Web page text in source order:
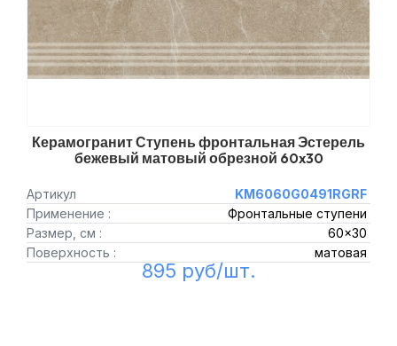
Керамогранит Ступень фронтальная Эстерель
бежевый матовый обрезной 60x30
Артикул
KM6060G0491RGRF
Применение :
Фронтальные ступени
Размер, см :
60x30
Поверхность :
матовая
895 руб/шт.